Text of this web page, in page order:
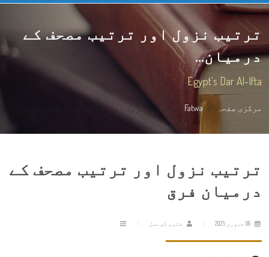
ترتیب نزول اور ترتیب مصحف کے
درمیان...
Egypt's Dar Al-Ifta
مرکزی صفحہ Fatwa ترتیب نزول اور ترتیب مصحف کے درمیان...
ترتیب نزول اور ترتیب مصحف کے
درمیان فرق
06 جنوری 2025 فتویٰ کونسل